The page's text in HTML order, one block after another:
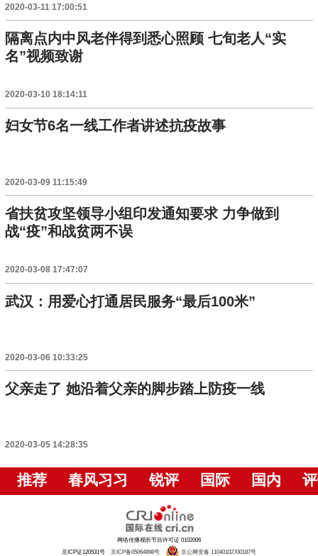
2020-03-11 17:00:51
隔离点内中风老伴得到悉心照顾 七旬老人“实
名”视频致谢
2020-03-10 18:14:11
妇女节6名一线工作者讲述抗疫故事
2020-03-09 11:15:49
省扶贫攻坚领导小组印发通知要求 力争做到
战“疫”和战贫两不误
2020-03-08 17:47:07
武汉：用爱心打通居民服务“最后100米”
2020-03-06 10:33:25
父亲走了 她沿着父亲的脚步踏上防疫一线
2020-03-05 14:28:35
推荐 春风习习 锐评 国际 国内
网络传播视听节目许可证 0102006
京ICP证120531号 京ICP备05064898号 京公网安备 11040102700187号